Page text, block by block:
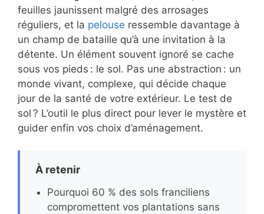
feuilles jaunissent malgré des arrosages
réguliers, et la pelouse ressemble davantage à
un champ de bataille qu’à une invitation à la
détente. Un élément souvent ignoré se cache
sous vos pieds : le sol. Pas une abstraction : un
monde vivant, complexe, qui décide chaque
jour de la santé de votre extérieur. Le test de
sol ? L’outil le plus direct pour lever le mystère et
guider enfin vos choix d’aménagement.
À retenir
Pourquoi 60 % des sols franciliens
compromettent vos plantations sans